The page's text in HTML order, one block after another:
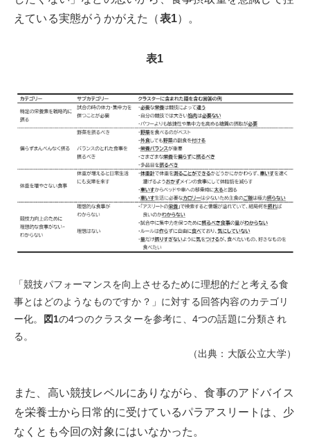
えている実態がうかがえた（表1）。
表1
「競技パフォーマンスを向上させるために理想的だと考える食
事とはどのようなものですか？」に対する回答内容のカテゴリ
ー化。
図1の4つのクラスターを参考に、4つの話題に分類され
る。
（出典：大阪公立大学）
また、高い競技レベルにありながら、食事のアドバイス
を栄養士から日常的に受けているパラアスリートは、少
なくとも今回の対象にはいなかった。